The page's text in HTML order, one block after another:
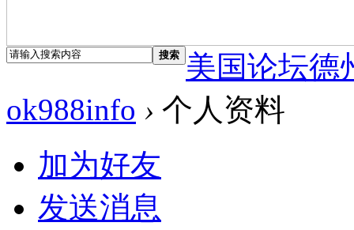
搜索
美国论坛德
ok988info › 个人资料
加为好友
发送消息